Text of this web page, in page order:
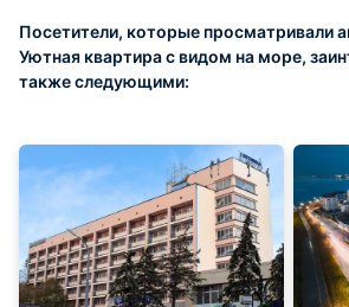
Посетители, которые просматривали
Уютная квартира с видом на море,
также следующими: